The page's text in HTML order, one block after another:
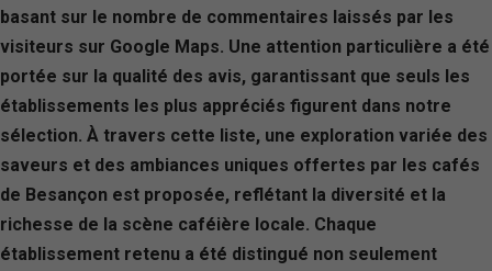
basant sur le nombre de commentaires laissés par les
visiteurs sur Google Maps. Une attention particulière a été
portée sur la qualité des avis, garantissant que seuls les
établissements les plus appréciés figurent dans notre
sélection. À travers cette liste, une exploration variée des
saveurs et des ambiances uniques offertes par les cafés
de Besançon est proposée, reflétant la diversité et la
richesse de la scène caféière locale. Chaque
établissement retenu a été distingué non seulement